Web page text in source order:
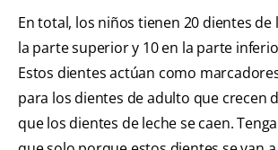
En total, los niños tienen 20 dientes de
la parte superior y 10 en la parte
Estos dientes actúan como
para los dientes de adulto que crecen
que los dientes de leche se caen.